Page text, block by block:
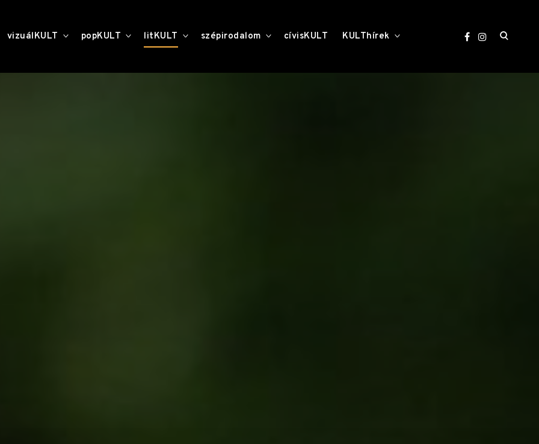
vizuálKULT toggle
child
popKULT toggle
child
menu
litKULT toggle
child
szépirodalom toggle
childcívisKULT KULThírek
open